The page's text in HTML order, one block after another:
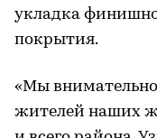
укладка
покрытия.
«Мы
жителей наших